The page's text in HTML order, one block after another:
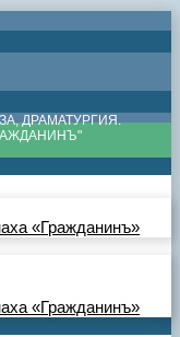
ДРАМАТУРГИЯ.
«Гражданинъ»
«Гражданинъ»